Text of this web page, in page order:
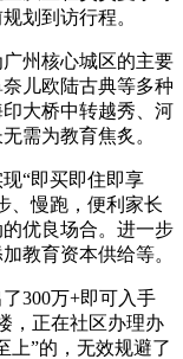
划到访行程。
州核心城区的主要
儿欧陆古典等多种
大桥中转越秀、河
需为教育焦炙。
“即买即住即享
、慢跑，便利家长
优良场合。进一步
教育资本供给等。
300万+即可入手
，正在社区办理办
上”的，无效规避了